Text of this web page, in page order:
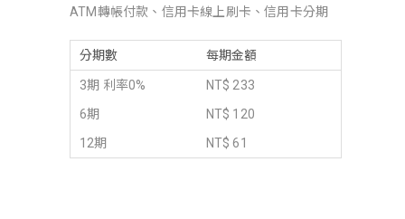
ATM轉帳付款、信用卡線上刷卡、信用卡分期
分期數 每期金額
3期 利率0%
NT$ 233
6期
NT$ 120
12期
NT$ 61